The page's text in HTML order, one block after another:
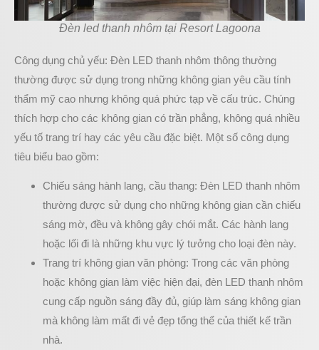
Đèn led thanh nhôm tại Resort Lagoona
Công dụng chủ yếu: Đèn LED thanh nhôm thông thường
thường được sử dụng trong những không gian yêu cầu tính
thẩm mỹ cao nhưng không quá phức tạp về cấu trúc. Chúng
thích hợp cho các không gian có trần phẳng, không quá nhiều
yếu tố trang trí hay các yêu cầu đặc biệt. Một số công dụng
tiêu biểu bao gồm:
Chiếu sáng hành lang, cầu thang: Đèn LED thanh nhôm
thường được sử dụng cho những không gian cần chiếu
sáng mờ, đều và không gây chói mắt. Các hành lang
hoặc lối đi là những khu vực lý tưởng cho loại đèn này.
Trang trí không gian văn phòng: Trong các văn phòng
hoặc không gian làm việc hiện đại, đèn LED thanh nhôm
cung cấp nguồn sáng đầy đủ, giúp làm sáng không gian
mà không làm mất đi vẻ đẹp tổng thể của thiết kế trần
nhà.